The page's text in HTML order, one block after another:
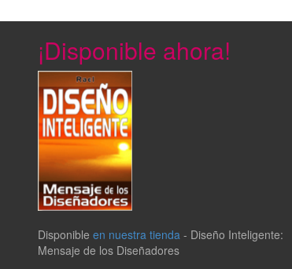
¡Disponible ahora!
Disponible en nuestra tienda - Diseño Inteligente:
Mensaje de los Diseñadores